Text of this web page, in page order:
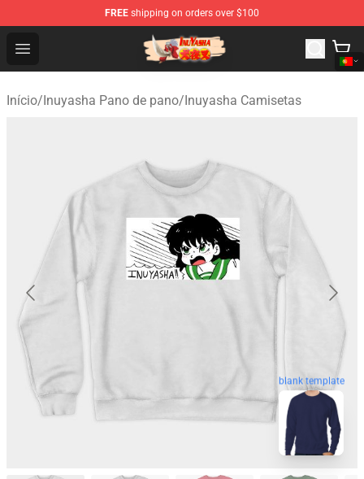
FREE shipping on orders over $100
Open menu
Inuyasha Store - Official Inuyasha Merchandise Shop
Início/Inuyasha Pano de pano/Inuyasha Camisetas
blank template